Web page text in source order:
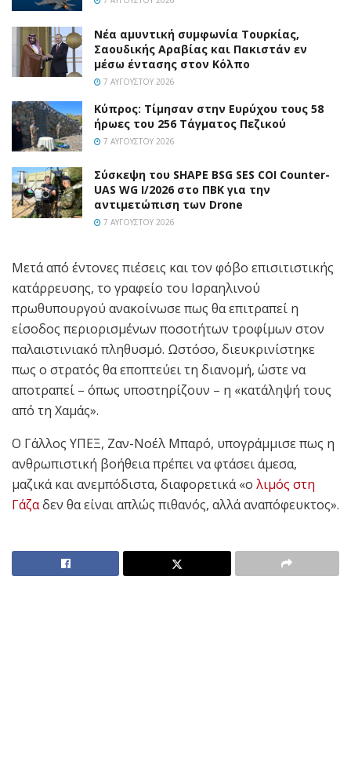
Νέα αμυντική συμφωνία Τουρκίας,
Σαουδικής Αραβίας και Πακιστάν εν
μέσω έντασης στον Κόλπο
7 ΑΥΓΟΎΣΤΟΥ 2026
Κύπρος: Τίμησαν στην Ευρύχου τους 58
ήρωες του 256 Τάγματος Πεζικού
7 ΑΥΓΟΎΣΤΟΥ 2026
Σύσκεψη του SHAPE BSG SES COI Counter-
UAS WG I/2026 στο ΠΒΚ για την
αντιμετώπιση των Drone
7 ΑΥΓΟΎΣΤΟΥ 2026
Μετά από έντονες πιέσεις και τον φόβο επισιτιστικής
κατάρρευσης, το γραφείο του Ισραηλινού
πρωθυπουργού ανακοίνωσε πως θα επιτραπεί η
είσοδος περιορισμένων ποσοτήτων τροφίμων στον
παλαιστινιακό πληθυσμό. Ωστόσο, διευκρινίστηκε
πως ο στρατός θα εποπτεύει τη διανομή, ώστε να
αποτραπεί – όπως υποστηρίζουν – η «κατάληψή τους
από τη Χαμάς».
Ο Γάλλος ΥΠΕΞ, Ζαν-Νοέλ Μπαρό, υπογράμμισε πως η
ανθρωπιστική βοήθεια πρέπει να φτάσει άμεσα,
μαζικά και ανεμπόδιστα, διαφορετικά «ο λιμός στη
Γάζαδεν θα είναι απλώς πιθανός, αλλά αναπόφευκτος».